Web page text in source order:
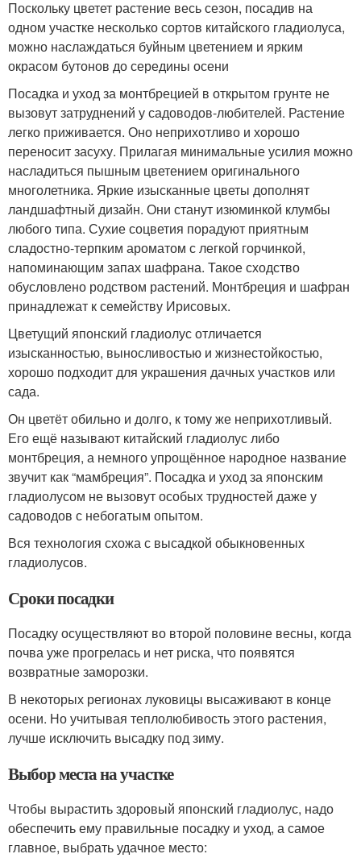
Поскольку цветет растение весь сезон, посадив на
одном участке несколько сортов китайского гладиолуса,
можно наслаждаться буйным цветением и ярким
окрасом бутонов до середины осени
Посадка и уход за монтбрецией в открытом грунте не
вызовут затруднений у садоводов-любителей. Растение
легко приживается. Оно неприхотливо и хорошо
переносит засуху. Прилагая минимальные усилия можно
насладиться пышным цветением оригинального
многолетника. Яркие изысканные цветы дополнят
ландшафтный дизайн. Они станут изюминкой клумбы
любого типа. Сухие соцветия порадуют приятным
сладостно-терпким ароматом с легкой горчинкой,
напоминающим запах шафрана. Такое сходство
обусловлено родством растений. Монтбреция и шафран
принадлежат к семейству Ирисовых.
Цветущий японский гладиолус отличается
изысканностью, выносливостью и жизнестойкостью,
хорошо подходит для украшения дачных участков или
сада.
Он цветёт обильно и долго, к тому же неприхотливый.
Его ещё называют китайский гладиолус либо
монтбреция, а немного упрощённое народное название
звучит как “мамбреция”. Посадка и уход за японским
гладиолусом не вызовут особых трудностей даже у
садоводов с небогатым опытом.
Вся технология схожа с высадкой обыкновенных
гладиолусов.
Сроки посадки
Посадку осуществляют во второй половине весны, когда
почва уже прогрелась и нет риска, что появятся
возвратные заморозки.
В некоторых регионах луковицы высаживают в конце
осени. Но учитывая теплолюбивость этого растения,
лучше исключить высадку под зиму.
Выбор места на участке
Чтобы вырастить здоровый японский гладиолус, надо
обеспечить ему правильные посадку и уход, а самое
главное, выбрать удачное место: